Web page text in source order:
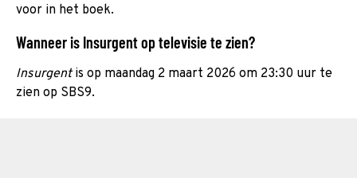
voor in het boek.
Wanneer is Insurgent op televisie te zien?
Insurgentis op maandag 2 maart 2026 om 23:30 uur te
zien op SBS9.